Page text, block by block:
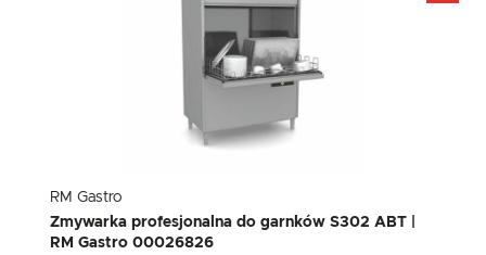
RM Gastro
Zmywarka profesjonalna do garnków S302 ABT |
RM Gastro 00026826